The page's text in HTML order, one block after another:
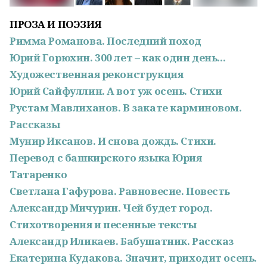
ПРОЗА И ПОЭЗИЯ
Римма Романова. Последний поход
Юрий Горюхин. 300 лет – как один день...
Художественная реконструкция
Юрий Сайфуллин. А вот уж осень. Стихи
Рустам Мавлиханов. В закате карминовом.
Рассказы
Мунир Иксанов. И снова дождь. Стихи.
Перевод с башкирского языка Юрия
Татаренко
Светлана Гафурова. Равновесие. Повесть
Александр Мичурин. Чей будет город.
Стихотворения и песенные тексты
Александр Иликаев. Бабушатник. Рассказ
Екатерина Кудакова. Значит, приходит осень.